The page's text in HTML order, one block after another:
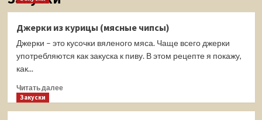
Джерки из курицы (мясные чипсы)
Джерки – это кусочки вяленого мяса. Чаще всего джерки
употребляются как закуска к пиву. В этом рецепте я покажу,
как...
Читать далееПрочитать
Закуски